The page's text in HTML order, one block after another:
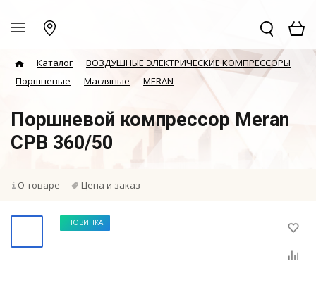
Каталог
ВОЗДУШНЫЕ ЭЛЕКТРИЧЕСКИЕ КОМПРЕССОРЫ
Поршневые
Масляные MERAN
Поршневой компрессор Meran
CPB 360/50
О товаре Цена и заказ
НОВИНКА